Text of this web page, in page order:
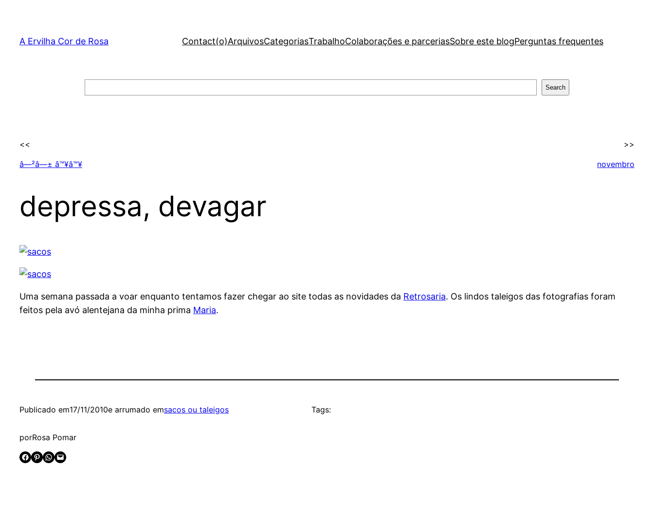
content
A Ervilha Cor de Rosa Contact(o)ArquivosCategoriasTrabalhoColaborações e parceriasSobre este blogPerguntas frequentes
Search
<<
â—²â—± â™¥â™¥
>>
novembro
depressa, devagar
Uma semana passada a voar enquanto tentamos fazer chegar ao site todas as novidades da Retrosaria. Os lindos taleigos das fotografias foram
feitos pela avó alentejana da minha prima Maria.
Publicado em17/11/2010e arrumado emsacos ou taleigos
porRosa Pomar
Share on Facebook
Share on Pinterest Share on WhatsApp Email this Page
Tags: